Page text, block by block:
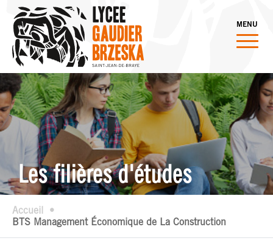
MENU
Les filières d'études
Accueil
BTS Management Économique de La Construction